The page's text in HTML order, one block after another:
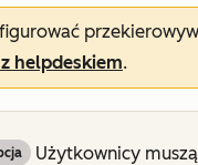
helpdeskiem.
Użytkownicy